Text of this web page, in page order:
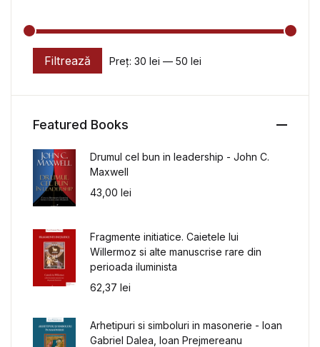
Preț minim
Preț maxim
Filtrează Preț: 30 lei — 50 lei
Featured Books
Drumul cel bun in leadership - John C.
Maxwell
43,00 lei
Fragmente initiatice. Caietele lui
Willermoz si alte manuscrise rare din
perioada iluminista
62,37 lei
Arhetipuri si simboluri in masonerie - Ioan
Gabriel Dalea, Ioan Prejmereanu